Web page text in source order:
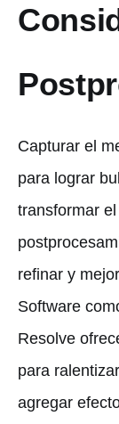
Capturar el
para lograr
transformar
refinar y
Software
Resolve
para
agregar